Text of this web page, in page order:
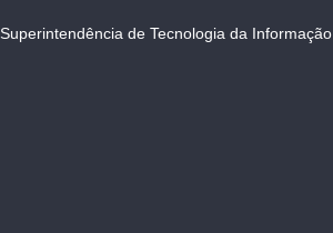
Superintendência de Tecnologia da Informação